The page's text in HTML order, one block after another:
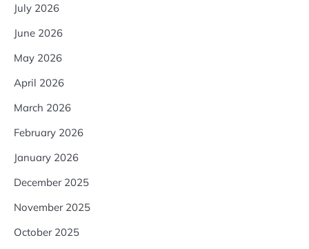
July 2026
June 2026
May 2026
April 2026
March 2026
February 2026
January 2026
December 2025
November 2025
October 2025